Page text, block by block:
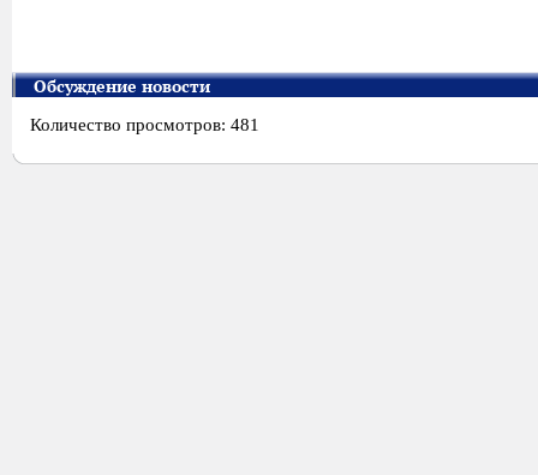
Обсуждение новости
Количество просмотров: 481